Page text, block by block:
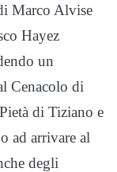
Marco Alvise
Hayez
un
Cenacolo di
di Tiziano e
ad arrivare al
degli